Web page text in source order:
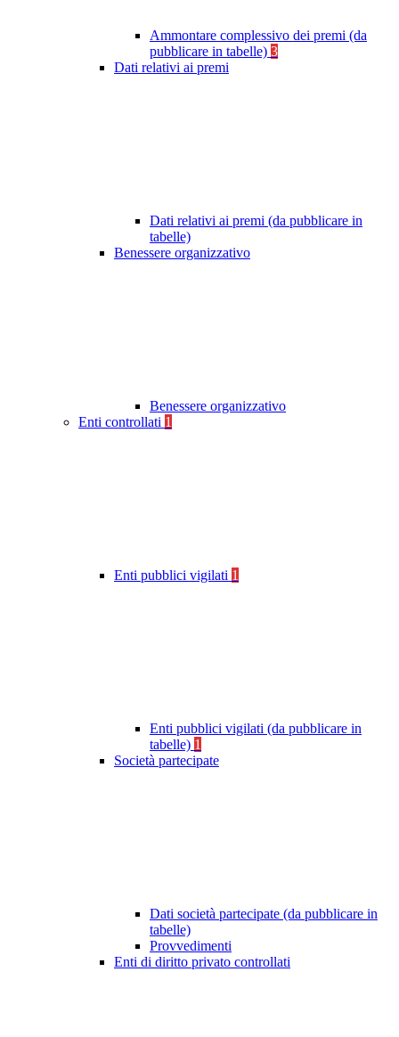
Ammontare complessivo dei premi (da
pubblicare in tabelle) 3
Dati relativi ai premi
Dati relativi ai premi (da pubblicare in
tabelle)
Benessere organizzativo
Benessere organizzativo
Enti controllati 1
Enti pubblici vigilati 1
Enti pubblici vigilati (da pubblicare in
tabelle) 1
Società partecipate
Dati società partecipate (da pubblicare in
tabelle)
Provvedimenti
Enti di diritto privato controllati